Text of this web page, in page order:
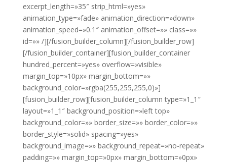
excerpt_length=»35″ strip_html=»yes»
animation_type=»fade» animation_direction=»down»
animation_speed=»0.1″ animation_offset=»» class=»»
id=»» /][/fusion_builder_column][/fusion_builder_row]
[/fusion_builder_container][fusion_builder_container
hundred_percent=»yes» overflow=»visible»
margin_top=»10px» margin_bottom=»»
background_color=»rgba(255,255,255,0)»]
[fusion_builder_row][fusion_builder_column type=»1_1″
layout=»1_1″ background_position=»left top»
background_color=»» border_size=»» border_color=»»
border_style=»solid» spacing=»yes»
background_image=»» background_repeat=»no-repeat»
padding=»» margin_top=»0px» margin_bottom=»0px»